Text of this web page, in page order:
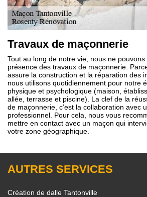
Travaux de maçonnerie
Tout au long de notre vie, nous ne
présence des travaux de maçonnerie.
assure la construction et la réparation des
nous utilisons quotidiennement pour notre
physique et psychologique (maison,
allée, terrasse et piscine). La clef de la
de maçonnerie, c’est la collaboration avec
professionnel. Pour cela, nous vous
mettre en contact avec un maçon qui
votre zone géographique.
AUTRES SERVICES
Création de dalle Tantonville